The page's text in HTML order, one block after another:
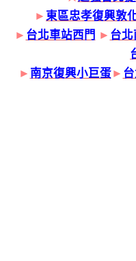
► 東區忠孝復興敦
► 台北車站西門 ► 台北
► 南京復興小巨蛋►